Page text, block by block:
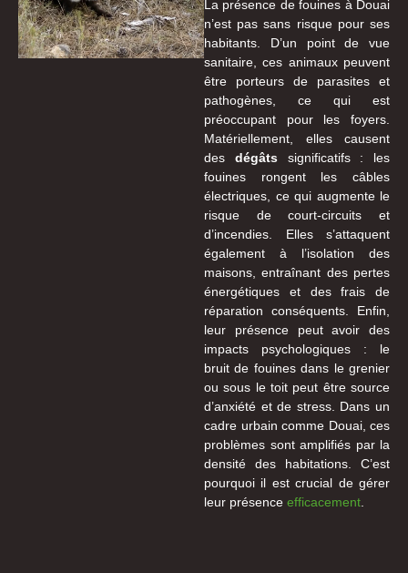
La présence de fouines à Douai
n’est pas sans risque pour ses
habitants. D’un point de vue
sanitaire, ces animaux peuvent
être porteurs de parasites et
pathogènes, ce qui est
préoccupant pour les foyers.
Matériellement, elles causent
des dégâtssignificatifs : les
fouines rongent les câbles
électriques, ce qui augmente le
risque de court-circuits et
d’incendies. Elles s’attaquent
également à l’isolation des
maisons, entraînant des pertes
énergétiques et des frais de
réparation conséquents. Enfin,
leur présence peut avoir des
impacts psychologiques : le
bruit de fouines dans le grenier
ou sous le toit peut être source
d’anxiété et de stress. Dans un
cadre urbain comme Douai, ces
problèmes sont amplifiés par la
densité des habitations. C’est
pourquoi il est crucial de gérer
leur présence efficacement.